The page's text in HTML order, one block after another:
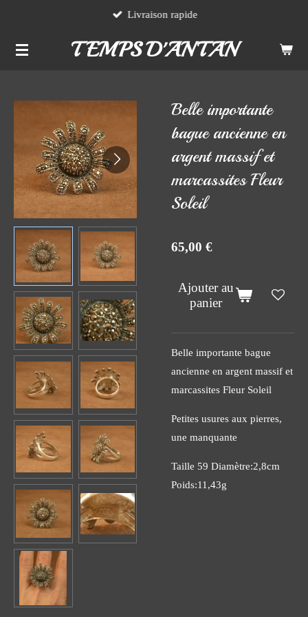
contenu
TEMPS D'ANTAN
Livraison rapide
Belle importante
bague ancienne en
argent massif et
marcassites Fleur
Soleil
65,00 €
Ajouter au
panier
Belle importante bague
ancienne en argent massif et
marcassites Fleur Soleil
Petites usures aux pierres,
une manquante
Taille 59 Diamètre:2,8cm
Poids:11,43g